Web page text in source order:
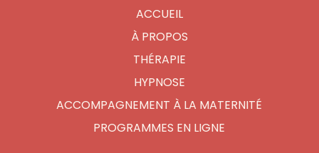
ACCUEIL
À PROPOS
THÉRAPIE
HYPNOSE
ACCOMPAGNEMENT À LA MATERNITÉ
PROGRAMMES EN LIGNE